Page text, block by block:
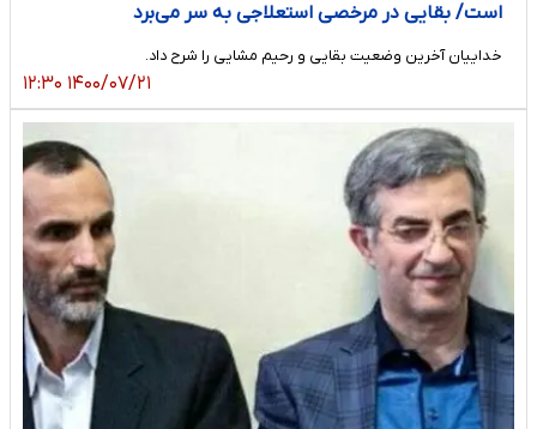
است/ بقایی در مرخصی استعلاجی به سر می‌برد
خداییان آخرین وضعیت بقایی و رحیم مشایی را شرح داد.
۱۴۰۰/۰۷/۲۱ ۱۲:۳۰